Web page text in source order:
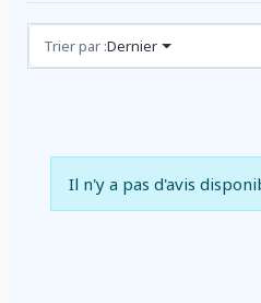
Avis (0)
Trier par :Dernier
Il n'y a pas d'avis